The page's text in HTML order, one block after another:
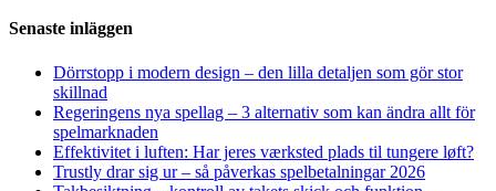
Senaste inläggen
Dörrstopp i modern design – den lilla detaljen som gör stor
skillnad
Regeringens nya spellag – 3 alternativ som kan ändra allt för
spelmarknaden
Effektivitet i luften: Har jeres værksted plads til tungere løft?
Trustly drar sig ur – så påverkas spelbetalningar 2026